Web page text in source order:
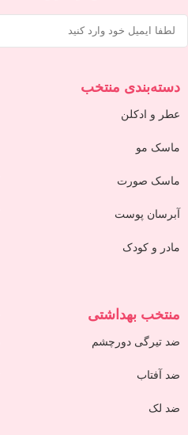
دسته‌بندی منتخب
عطر و ادکلن
ماسک مو
ماسک صورت
آبرسان پوست
مادر و کودک
منتخب بهداشتی
ضد تیرگی دورچشم
ضد آفتاب
ضد لک